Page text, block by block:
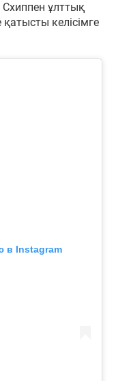
ұлттық
келісімге
в Instagram